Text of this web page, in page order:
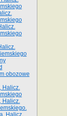
obozowe
Halicz.
Halicz.
Halicz.